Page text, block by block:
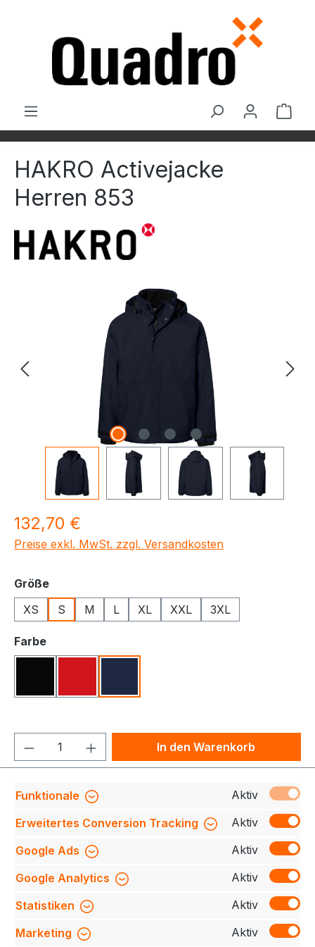
HAKRO Activejacke
Herren 853
Bildergalerie überspringen
Regulärer Preis:
132,70 €
Preise exkl. MwSt. zzgl. Versandkosten
Größeauswählen
XS
S M L XL XXL 3XL
Farbeauswählen
Produkt Anzahl: Gib denIn den Warenkorb
Produktnummer:
Beschreibung
Kombijacke aus atmungsaktivem,
wasser- und winddichtem Obermaterial mit getapten
Nähten, abnehmbarer und regulierbarer Kapuz…
Mehr
Bewertungen
Funktionale
Aktiv
Erweitertes Conversion Tracking
Aktiv
Google Ads
Aktiv
Google Analytics
Aktiv
Statistiken
Aktiv
Marketing
Aktiv